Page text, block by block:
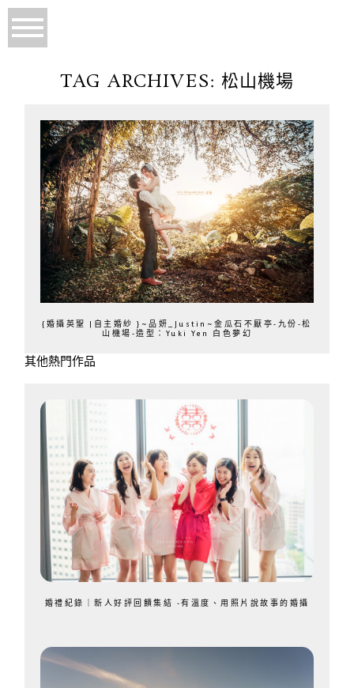
TAG ARCHIVES: 松山機場
{婚攝英聖 |自主婚紗 }~品妍_Justin~金瓜石不厭亭-九份-松
山機場-造型：Yuki Yen 白色夢幻
其他熱門作品
婚禮紀錄｜新人好評回饋集結 -有溫度、用照片說故事的婚攝